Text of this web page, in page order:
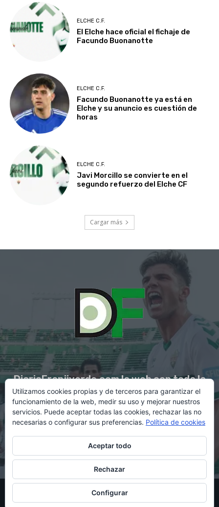
ELCHE C.F.
El Elche hace oficial el fichaje de
Facundo Buonanotte
ELCHE C.F.
Facundo Buonanotte ya está en
Elche y su anuncio es cuestión de
horas
ELCHE C.F.
Javi Morcillo se convierte en el
segundo refuerzo del Elche CF
Cargar más
DiarioFranjiverde.com la web con toda la
información del Elche C.F.
Contacto en:diario@franjiverde.com
© Copyright 2021 - Gestión y diseño por Rubén Maestre
Política de cookies Política de privacidad
Utilizamos cookies propias y de terceros para garantizar el
funcionamiento de la web, medir su uso y mejorar nuestros
servicios. Puede aceptar todas las cookies, rechazar las no
necesarias o configurar sus preferencias. Política de cookies
Aceptar todo
Rechazar
Configurar